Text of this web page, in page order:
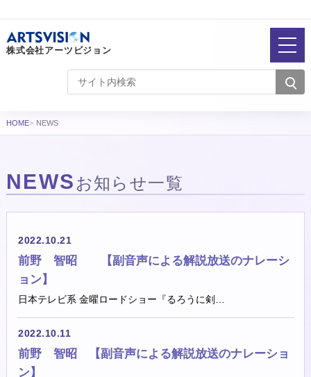
株式会社アーツビジョン
HOME NEWS
NEWS お知らせ一覧
2022.10.21
前野 智昭 【副音声による解説放送のナレーシ
ョン】
日本テレビ系 金曜ロードショー『るろうに剣…
2022.10.11
前野 智昭 【副音声による解説放送のナレーショ
ン】